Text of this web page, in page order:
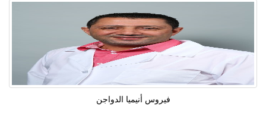
فيروس أنيميا الدواجن